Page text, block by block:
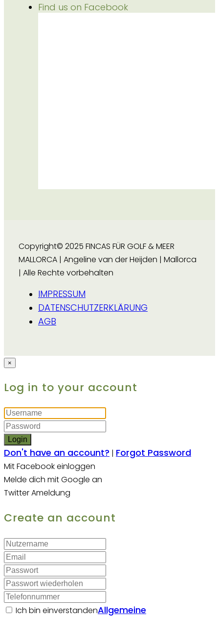
Find us on Facebook
Copyright© 2025 FINCAS FÜR GOLF & MEER
MALLORCA | Angeline van der Heijden | Mallorca
| Alle Rechte vorbehalten
IMPRESSUM
DATENSCHUTZERKLÄRUNG
AGB
×
Log in to your account
Login
Don't have an account? | Forgot Password
Mit Facebook einloggen
Melde dich mit Google an
Twitter Ameldung
Create an account
Ich bin einverstandenAllgemeine